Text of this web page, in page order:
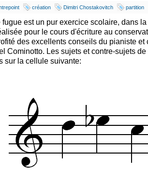
création Dimitri Chostakovitch partition
fugue est un pur exercice scolaire, dans
pour le cours d'écriture au
des excellents conseils du pianiste et
Cominotto. Les sujets et contre-sujets
sur la cellule suivante: